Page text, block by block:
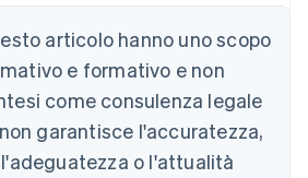
articolo hanno uno scopo
e formativo e non
come consulenza legale
garantisce l'accuratezza,
o l'attualità